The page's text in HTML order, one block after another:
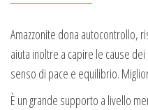
Amazzonite dona autocontrollo,
aiuta inoltre a capire le cause
senso di pace e equilibrio.
È un grande supporto a livello